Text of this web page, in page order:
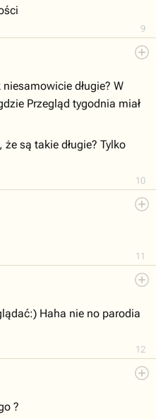
9
10
długie? W
Przegląd tygodnia miał
są takie długie? Tylko
11
12
Haha nie no parodia
?